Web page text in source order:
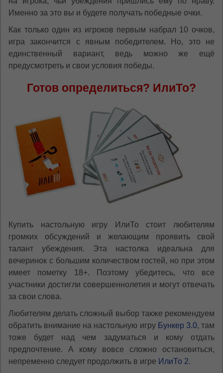
Именно за это вы и будете получать победные очки.
Как только один из игроков первым набрал 10 очков,
игра закончится с явным победителем. Но, это не
единственный вариант, ведь можно же ещё
предусмотреть и свои условия победы.
Готов определиться? ИлиТо?
Купить настольную игру ИлиТо стоит любителям
громких обсуждений и желающим проявить свой
талант убеждения. Эта настолка идеальна для
вечеринок с большим количеством гостей, но при этом
имеет пометку 18+. Поэтому убедитесь, что все
участники достигли совершеннолетия и могут отвечать
за свои слова.
Любителям делать сложный выбор также рекомендуем
обратить внимание на настольную игру Бункер 3.0, там
тоже будет над чем задуматься и кому отдать
предпочтение. А кому вовсе сложно остановиться,
непременно следует продолжить в игре ИлиТо 2.